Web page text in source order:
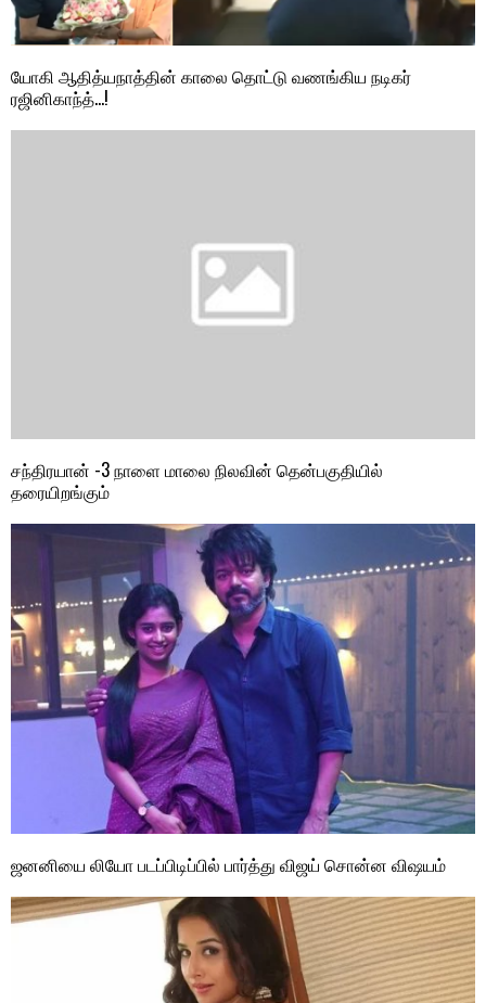
யோகி ஆதித்யநாத்தின் காலை தொட்டு வணங்கிய நடிகர்
ரஜினிகாந்த்…!
சந்திரயான் -3 நாளை மாலை நிலவின் தென்பகுதியில்
தரையிறங்கும்
ஜனனியை லியோ படப்பிடிப்பில் பார்த்து விஜய் சொன்ன விஷயம்